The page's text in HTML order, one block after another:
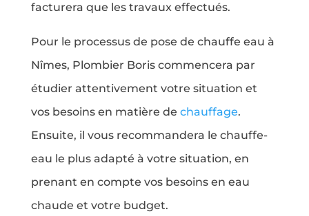
facturera que les travaux effectués.
Pour le processus de pose de chauffe eau à
Nîmes, Plombier Boris commencera par
étudier attentivement votre situation et
vos besoins en matière de chauffage.
Ensuite, il vous recommandera le chauffe-
eau le plus adapté à votre situation, en
prenant en compte vos besoins en eau
chaude et votre budget.